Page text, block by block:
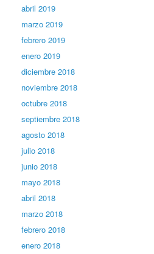
abril 2019
marzo 2019
febrero 2019
enero 2019
diciembre 2018
noviembre 2018
octubre 2018
septiembre 2018
agosto 2018
julio 2018
junio 2018
mayo 2018
abril 2018
marzo 2018
febrero 2018
enero 2018